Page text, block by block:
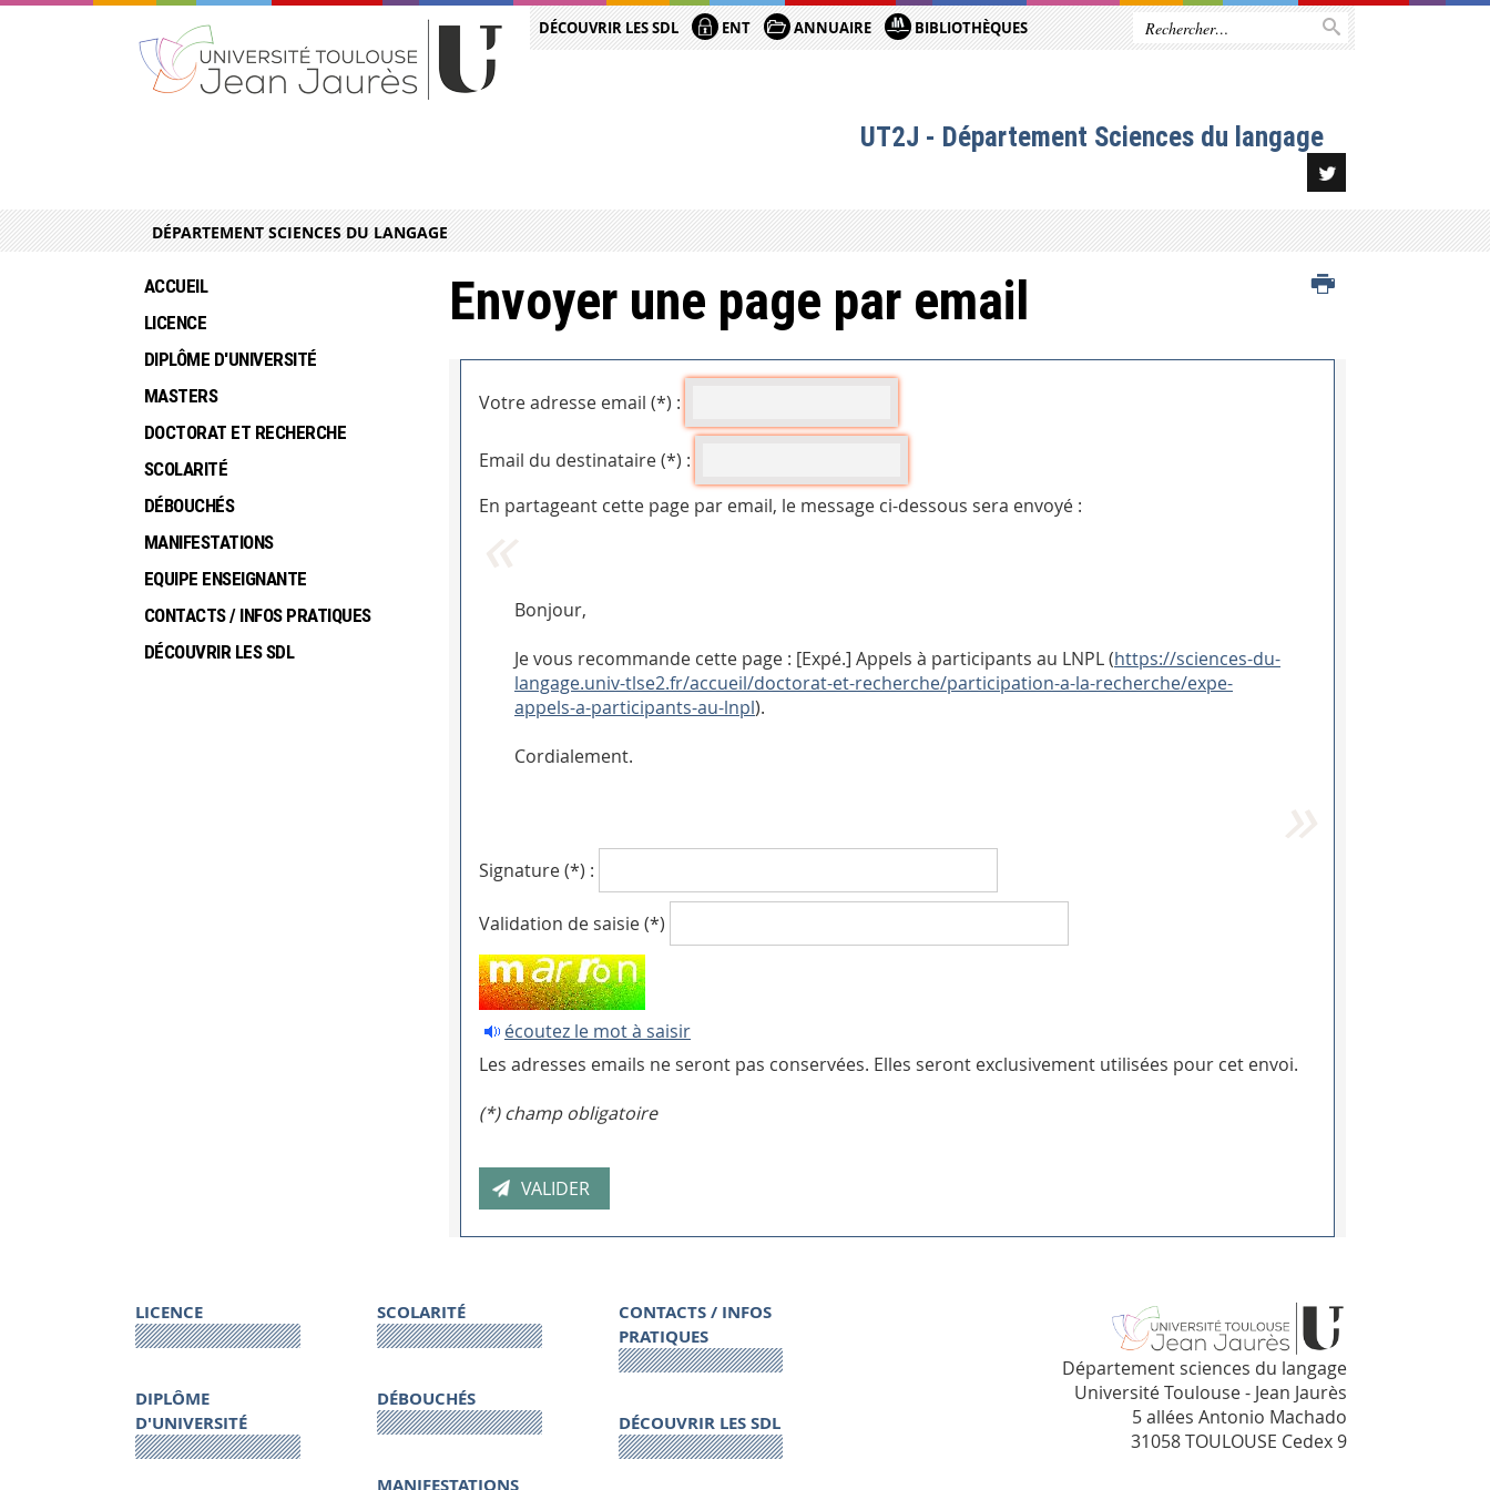
DÉCOUVRIR LES SDL ENT ANNUAIRE BIBLIOTHÈQUES
UT2J - Département Sciences du langage
DÉPARTEMENT SCIENCES DU LANGAGE
Envoyer une page par email
Votre adresse email (*) :
Email du destinataire (*) :
En partageant cette page par email, le message ci-dessous sera envoyé :
Bonjour,
Je vous recommande cette page : [Expé.] Appels à participants au LNPL (https://sciences-du-
langage.univ-tlse2.fr/accueil/doctorat-et-recherche/participation-a-la-recherche/expe-
appels-a-participants-au-lnpl).
Cordialement.
Signature (*) :
Validation de saisie (*)
écoutez le mot à saisir
Les adresses emails ne seront pas conservées. Elles seront exclusivement utilisées pour cet envoi.
(*) champ obligatoire
ACCUEIL
LICENCE
DIPLÔME D'UNIVERSITÉ
MASTERS
DOCTORAT ET RECHERCHE
SCOLARITÉ
DÉBOUCHÉS
MANIFESTATIONS
EQUIPE ENSEIGNANTE
CONTACTS / INFOS PRATIQUES
DÉCOUVRIR LES SDL
LICENCE
DIPLÔME
D'UNIVERSITÉ
SCOLARITÉ
DÉBOUCHÉS
MANIFESTATIONS
CONTACTS / INFOS
PRATIQUES
DÉCOUVRIR LES SDL
Département sciences du langage
Université Toulouse - Jean Jaurès
5 allées Antonio Machado
31058 TOULOUSE Cedex 9